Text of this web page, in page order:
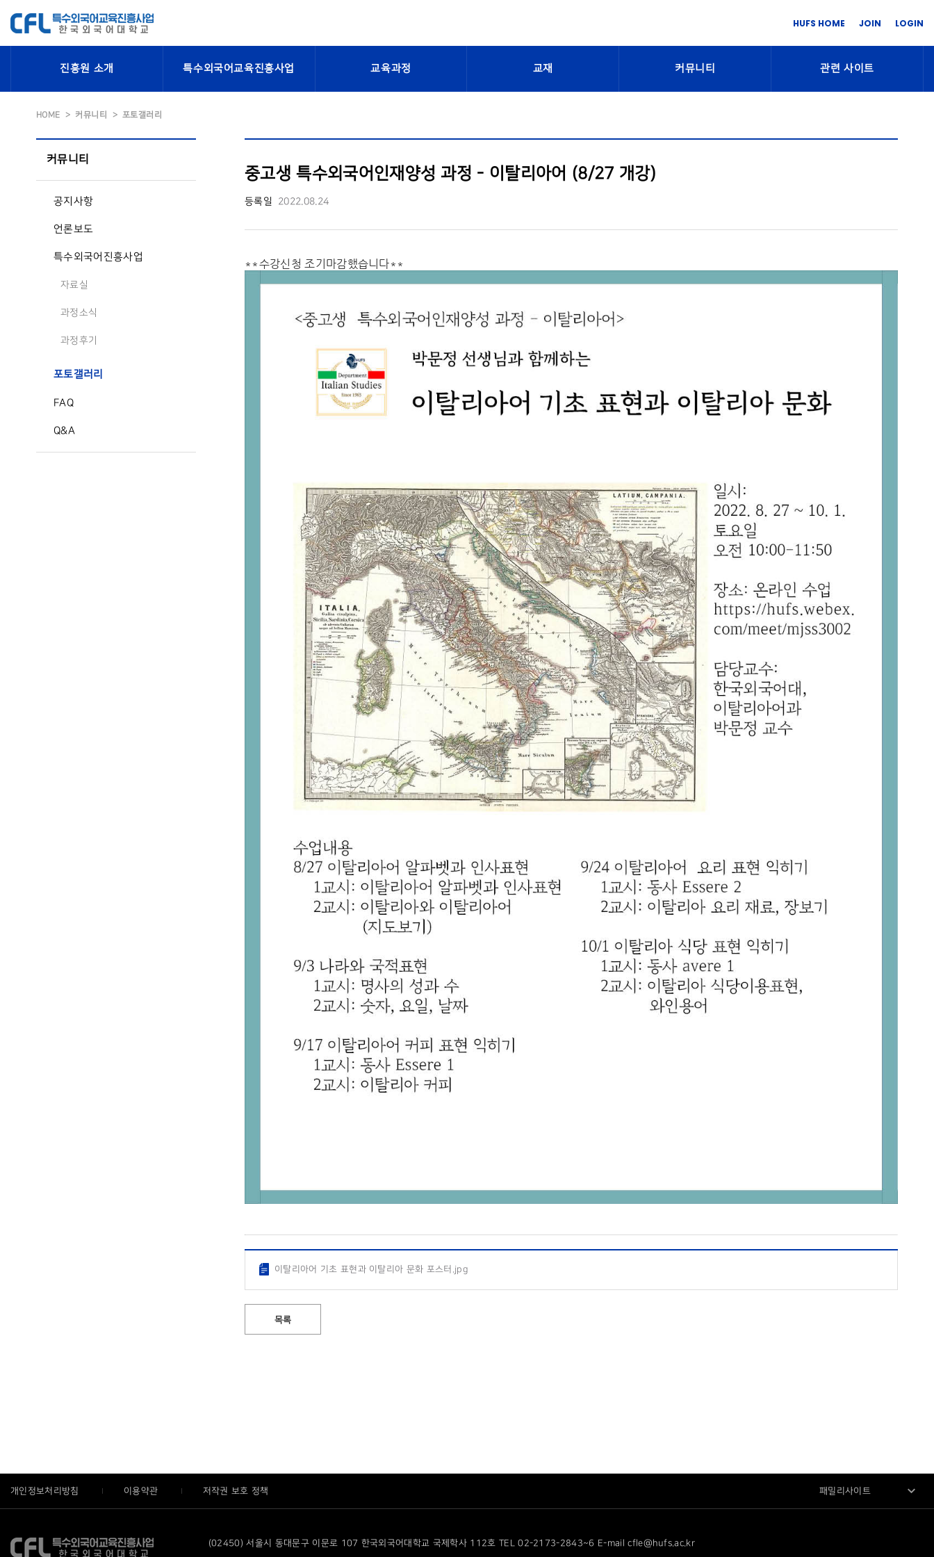
HUFS HOME JOIN LOGIN
진흥원 소개 특수외국어교육진흥사업 교육과정 교재 커뮤니티 관련 사이트
HOME 커뮤니티 포토갤러리
커뮤니티
공지사항
언론보도
특수외국어진흥사업
자료실
과정소식
과정후기
포토갤러리
FAQ
Q&A
중고생 특수외국어인재양성 과정 - 이탈리아어 (8/27 개강)
등록일 2022.08.24
**수강신청 조기마감했습니다**
이탈리아어 기초 표현과 이탈리아 문화 포스터.jpg
목록
개인정보처리방침 이용약관 저작권 보호 정책 패밀리사이트
(02450) 서울시 동대문구 이문로 107 한국외국어대학교 국제학사 112호 TEL 02-2173-2843~6 E-mail cfle@hufs.ac.kr